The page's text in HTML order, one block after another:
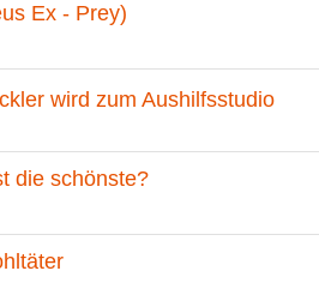
Ex - Prey)
wird zum Aushilfsstudio
die schönste?